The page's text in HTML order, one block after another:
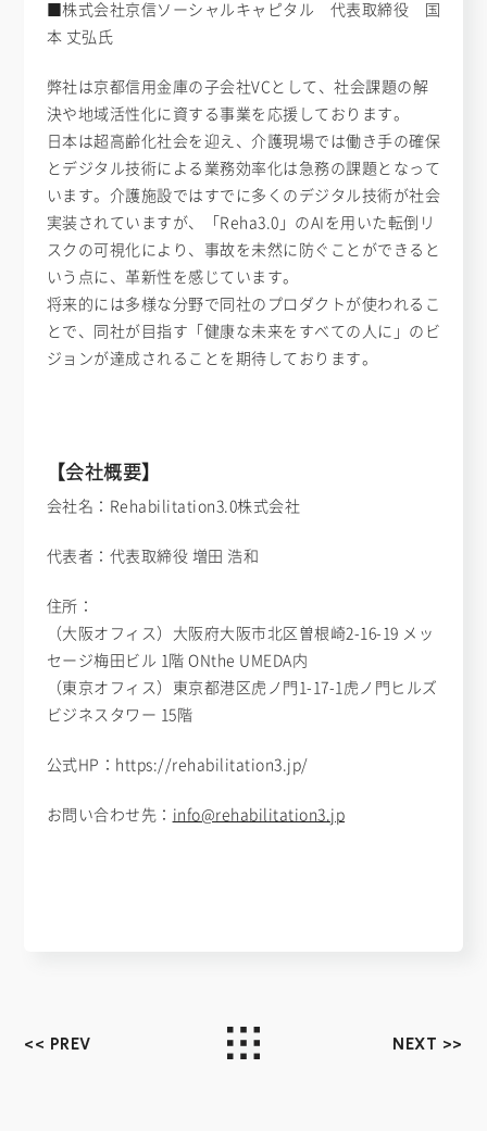
■株式会社京信ソーシャルキャピタル 代表取締役 国
本 丈弘氏
弊社は京都信用金庫の子会社VCとして、社会課題の解
決や地域活性化に資する事業を応援しております。
日本は超高齢化社会を迎え、介護現場では働き手の確保
とデジタル技術による業務効率化は急務の課題となって
います。介護施設ではすでに多くのデジタル技術が社会
実装されていますが、「Reha3.0」のAIを用いた転倒リ
スクの可視化により、事故を未然に防ぐことができると
いう点に、革新性を感じています。
将来的には多様な分野で同社のプロダクトが使われるこ
とで、同社が目指す「健康な未来をすべての人に」のビ
ジョンが達成されることを期待しております。
【会社概要】
会社名：Rehabilitation3.0株式会社
代表者：代表取締役 増田 浩和
住所：
（大阪オフィス）大阪府大阪市北区曽根崎2-16-19 メッ
セージ梅田ビル 1階 ONthe UMEDA内
（東京オフィス）東京都港区虎ノ門1-17-1 虎ノ門ヒルズ
ビジネスタワー 15階
公式HP：https://rehabilitation3.jp/
お問い合わせ先： info@rehabilitation3.jp
<< PREV NEXT >>